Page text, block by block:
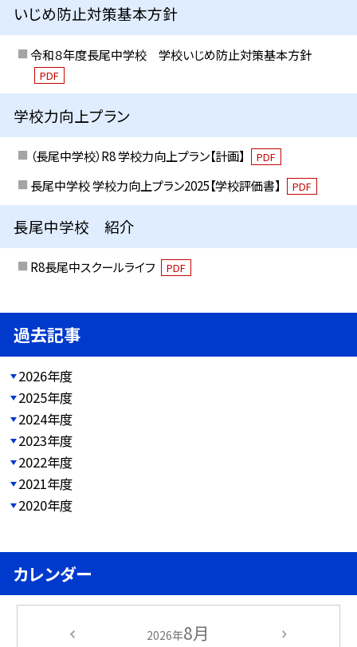
いじめ防止対策基本方針
令和８年度長尾中学校 学校いじめ防止対策基本方針
PDF
学校力向上プラン
（長尾中学校）R8 学校力向上プラン【計画】 PDF
長尾中学校 学校力向上プラン2025【学校評価書】 PDF
長尾中学校 紹介
R8長尾中スクールライフ PDF
過去記事
2026年度
2025年度
2024年度
2023年度
2022年度
2021年度
2020年度
カレンダー
2026年8月